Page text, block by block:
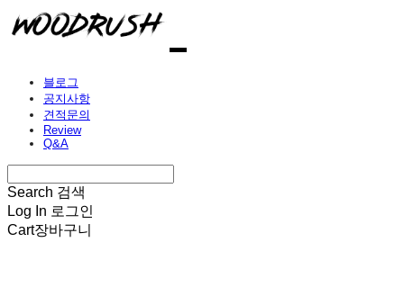
블로그
공지사항
견적문의
Review
Q&A
Search 검색
Log In 로그인
Cart장바구니